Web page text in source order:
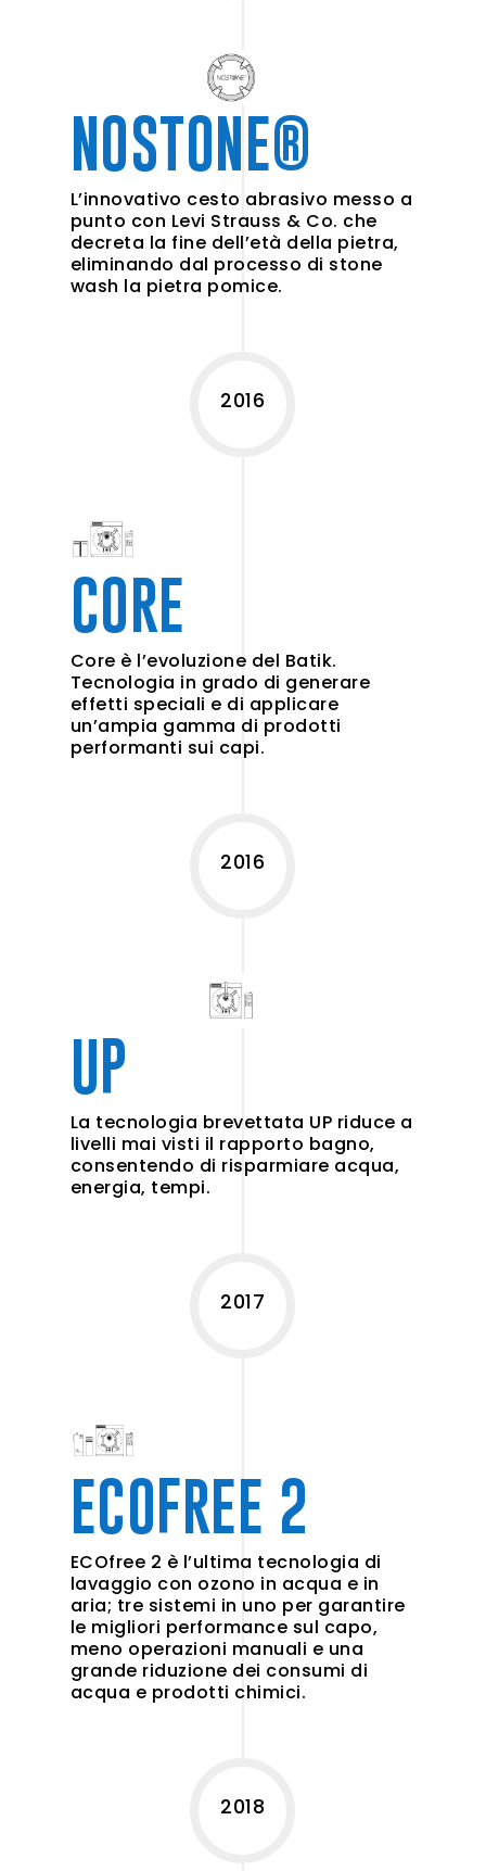
NOSTONE®
L’innovativo cesto abrasivo messo a
punto con Levi Strauss & Co. che
decreta la fine dell’età della pietra,
eliminando dal processo di stone
wash la pietra pomice.
2016
CORE
Core è l’evoluzione del Batik.
Tecnologia in grado di generare
effetti speciali e di applicare
un’ampia gamma di prodotti
performanti sui capi.
2016
UP
La tecnologia brevettata UP riduce a
livelli mai visti il rapporto bagno,
consentendo di risparmiare acqua,
energia, tempi.
2017
ECOFREE 2
ECOfree 2 è l’ultima tecnologia di
lavaggio con ozono in acqua e in
aria; tre sistemi in uno per garantire
le migliori performance sul capo,
meno operazioni manuali e una
grande riduzione dei consumi di
acqua e prodotti chimici.
2018